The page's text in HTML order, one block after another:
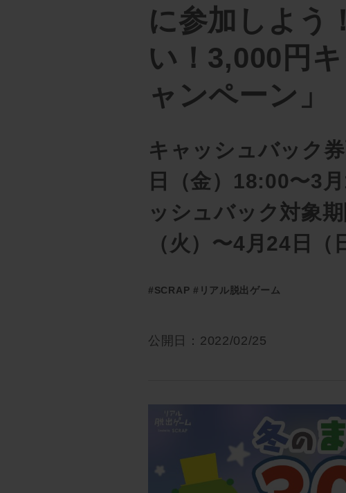
に参加しよう
い！3,000円
ャンペーン」
キャッシュバック
日（金）18:00〜3
ッシュバック対象
（火）〜4月24日（
#SCRAP #リアル脱出ゲーム
公開日：2022/02/25